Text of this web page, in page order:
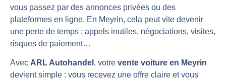
vous passez par des annonces privées ou des
plateformes en ligne. En Meyrin, cela peut vite devenir
une perte de temps : appels inutiles, négociations, visites,
risques de paiement…
Avec ARL Autohandel , votre vente voiture en Meyrin
devient simple : vous recevez une offre claire et vous